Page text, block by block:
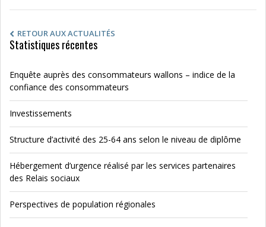
RETOUR AUX ACTUALITÉS
Statistiques récentes
Enquête auprès des consommateurs wallons – indice de la
confiance des consommateurs
Investissements
Structure d’activité des 25-64 ans selon le niveau de diplôme
Hébergement d’urgence réalisé par les services partenaires
des Relais sociaux
Perspectives de population régionales